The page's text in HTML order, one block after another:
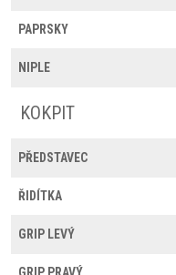
PAPRSKY
NIPLE
KOKPIT
PŘEDSTAVEC
ŘIDÍTKA
GRIP LEVÝ